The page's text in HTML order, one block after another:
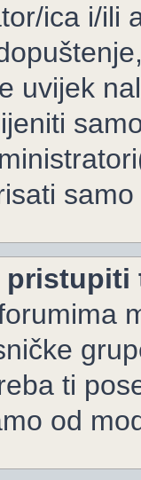
ica i/ili
uvijek
ti
od